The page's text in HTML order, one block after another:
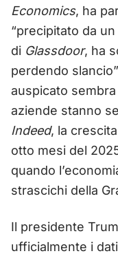
Economics, ha
“precipitato da
di Glassdoor, ha
perdendo
auspicato
aziende stanno
Indeed, la
otto mesi del
quando
strascichi della
Il presidente
ufficialmente i